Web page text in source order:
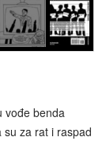
vođe benda
su za rat i raspad